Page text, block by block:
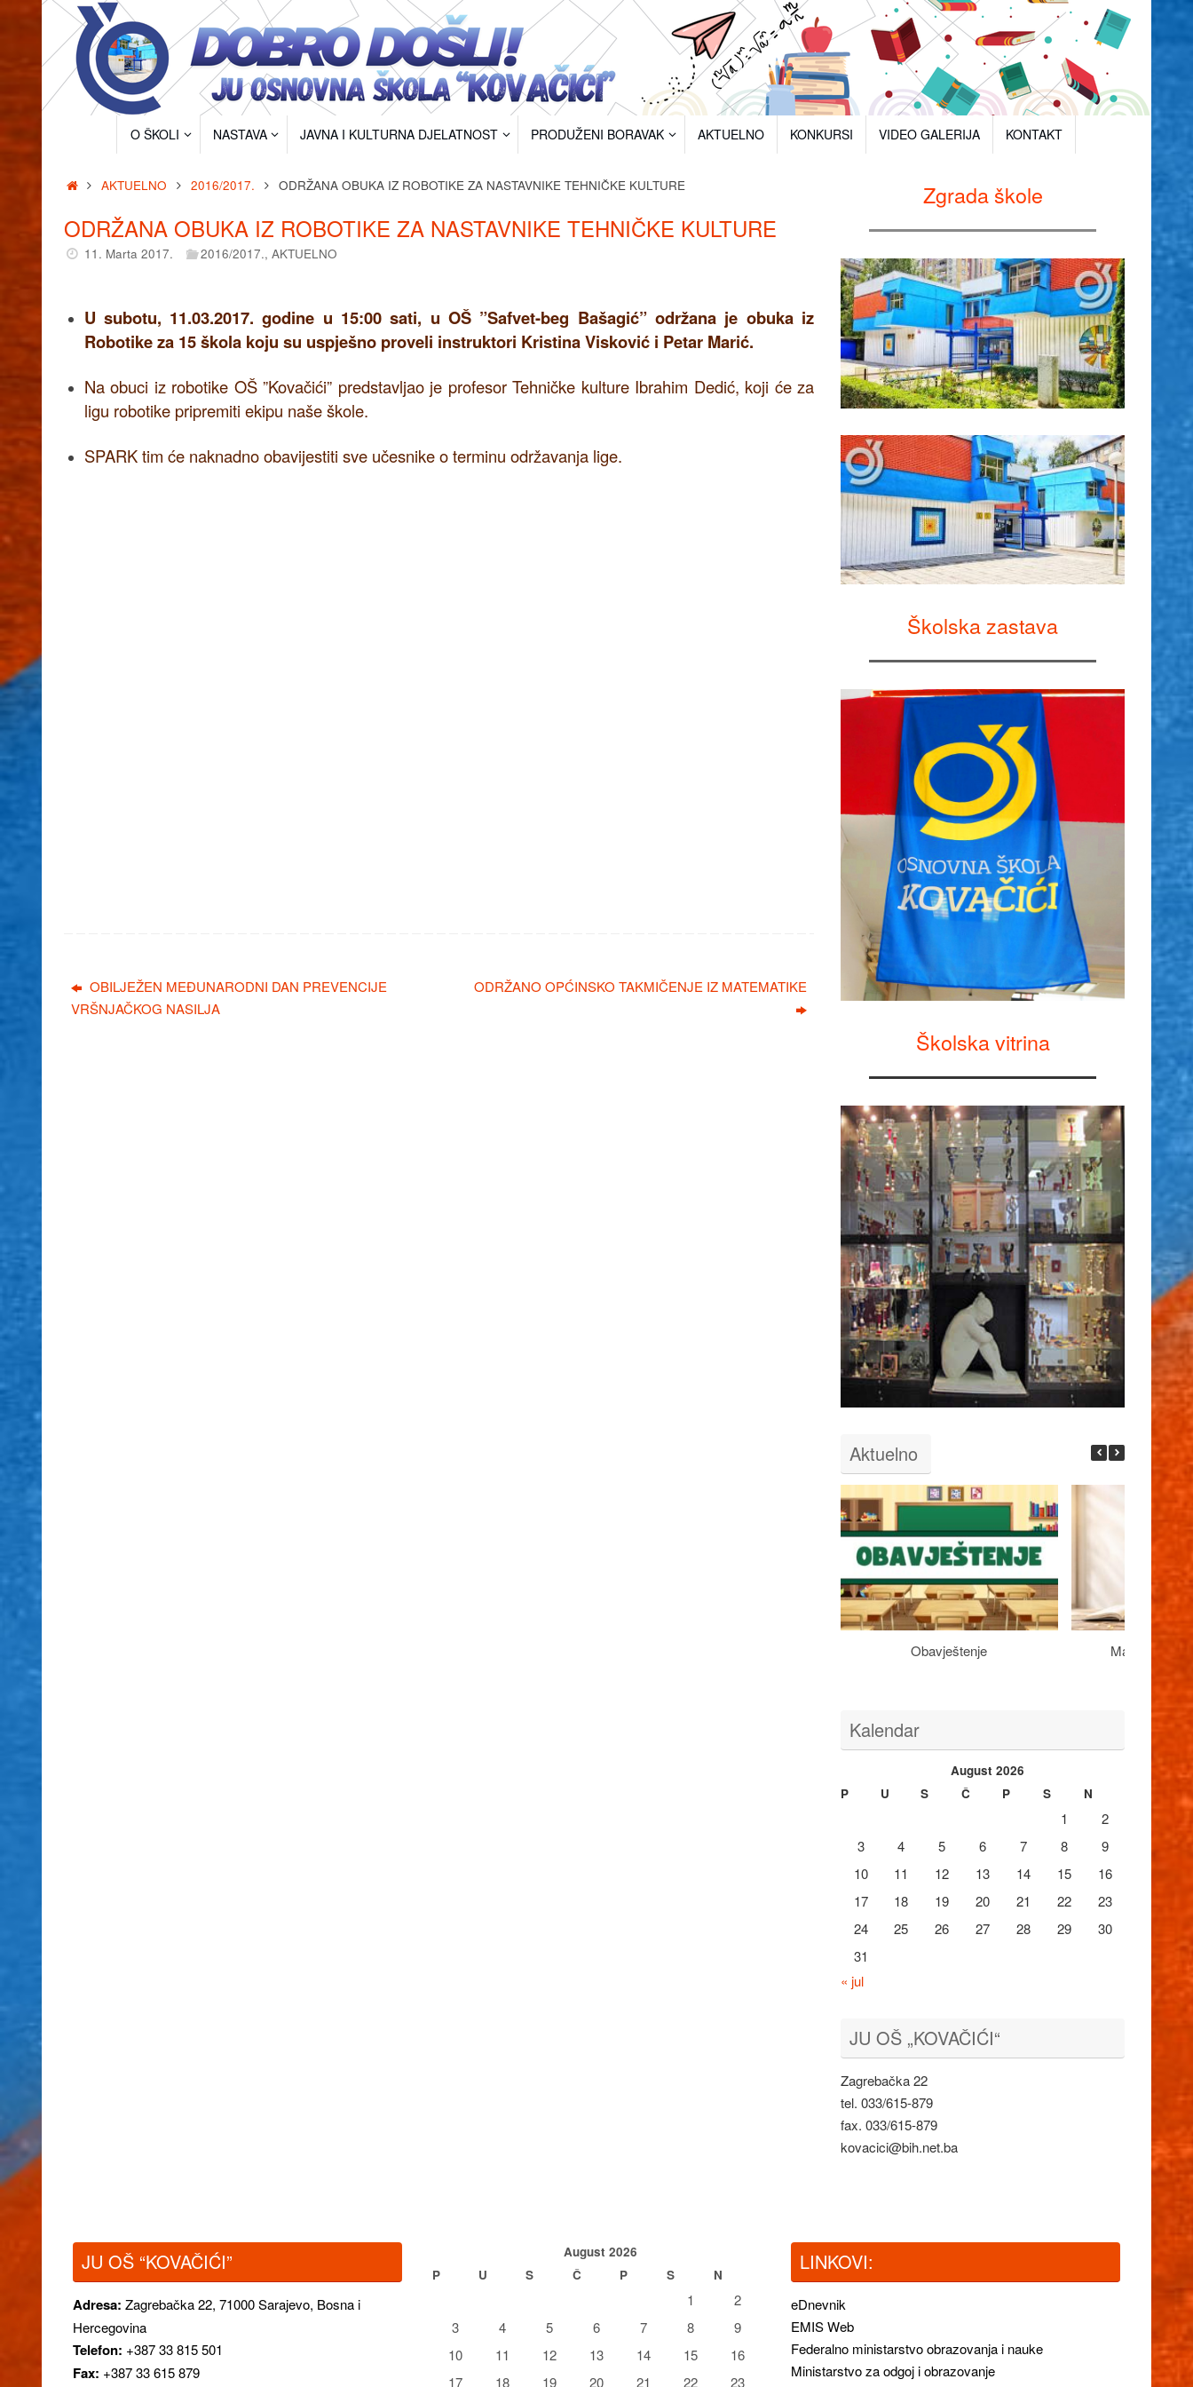
O ŠKOLI NASTAVA JAVNA I KULTURNA DJELATNOST PRODUŽENI BORAVAK AKTUELNO KONKURSI VIDEO GALERIJA KONTAKT
HomeAKTUELNO 2016/2017. ODRŽANA OBUKA IZ ROBOTIKE ZA NASTAVNIKE TEHNIČKE KULTURE
ODRŽANA OBUKA IZ ROBOTIKE ZA NASTAVNIKE TEHNIČKE KULTURE
11. Marta 2017. 2016/2017.,AKTUELNO
U subotu, 11.03.2017. godine u 15:00 sati, u OŠ ”Safvet-beg Bašagić” održana je obuka iz
Robotike za 15 škola koju su uspješno proveli instruktori Kristina Visković i Petar Marić.
Na obuci iz robotike OŠ ”Kovačići” predstavljao je profesor Tehničke kulture Ibrahim Dedić, koji će za
ligu robotike pripremiti ekipu naše škole.
SPARK tim će naknadno obavijestiti sve učesnike o terminu održavanja lige.
OBILJEŽEN MEĐUNARODNI DAN PREVENCIJE
VRŠNJAČKOG NASILJA
ODRŽANO OPĆINSKO TAKMIČENJE IZ MATEMATIKE
Zgrada škole
Školska zastava
Školska vitrina
Aktuelno
Obavještenje Maturantima
Kalendar
August 2026
P
U S Č P S N
1
2
3
4 5 6 7 8
9
10
11 12 13 14 15
16
17
18 19 20 21 22
23
24
25 26 27 28 29
30
31
« jul
JU OŠ „KOVAČIĆI“
Zagrebačka 22
tel. 033/615-879
fax. 033/615-879
kovacici@bih.net.ba
JU OŠ “KOVAČIĆI”
Adresa: Zagrebačka 22, 71000 Sarajevo, Bosna i
Hercegovina
Telefon: +387 33 815 501
Fax: +387 33 615 879
August 2026
P
U S Č P S N
1
2
3
4 5 6 7 8
9
10
11 12 13 14 15
16
17
18 19 20 21 22 23
LINKOVI:
eDnevnik
EMIS Web
Federalno ministarstvo obrazovanja i nauke
Ministarstvo za odgoj i obrazovanje